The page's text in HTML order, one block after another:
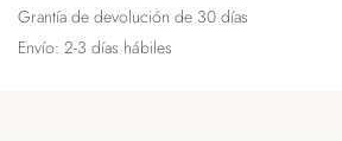
Grantía de devolución de 30 días
Envío: 2-3 días hábiles